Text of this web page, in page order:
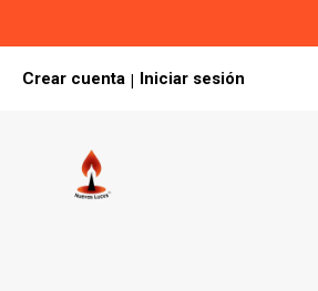
Crear cuenta | Iniciar sesión